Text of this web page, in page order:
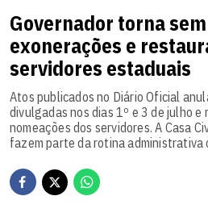
Governador torna
exonerações e
servidores estaduais
Atos publicados no Diário Oficial
divulgadas nos dias 1º e 3 de julho e
nomeações dos servidores. A Casa
fazem parte da rotina administrativa